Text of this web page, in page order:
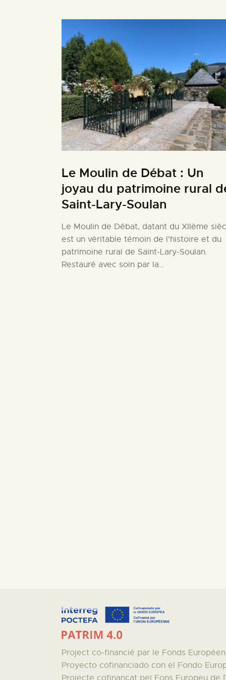
Le Moulin de Débat : Un
joyau du patrimoine rural
Saint-Lary-Soulan
Le Moulin de Débat, datant du XIIème
est un véritable témoin de l'histoire et du
patrimoine rural de Saint-Lary-Soulan.
Restauré avec soin par la…
Project co-financié par le Fonds
Proyecto cofinanciado con el Fondo